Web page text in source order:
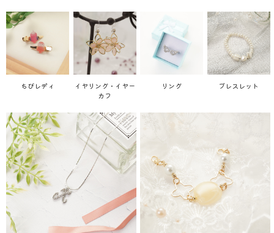
ちびレディ
イヤリング・イヤー
カフ
リング ブレスレット